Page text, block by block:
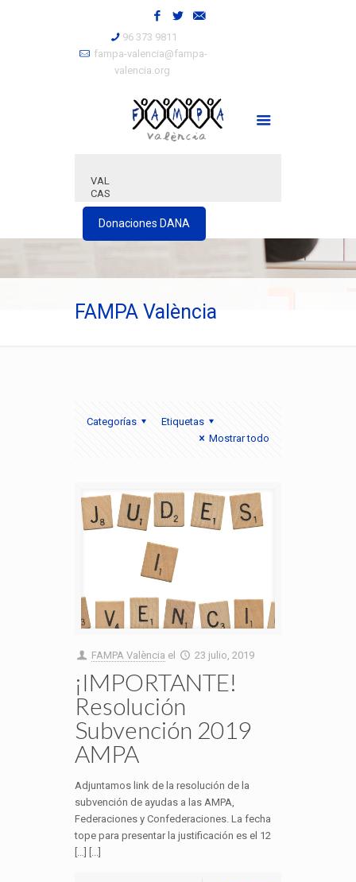
96 373 9811
fampa-valencia@fampa-
valencia.org
VAL
CAS
Donaciones DANA
FAMPA València
Categorías
Etiquetas
Mostrar todo
FAMPA València el 23 julio, 2019
¡IMPORTANTE!
Resolución
Subvención 2019
AMPA
Adjuntamos link de la resolución de la
subvención de ayudas a las AMPA,
Federaciones y Confederaciones. La fecha
tope para presentar la justificación es el 12
[…] [...]